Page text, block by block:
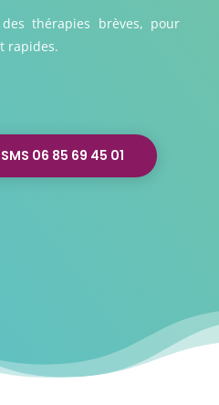
des thérapies brèves, pour
rapides.
06 85 69 45 01